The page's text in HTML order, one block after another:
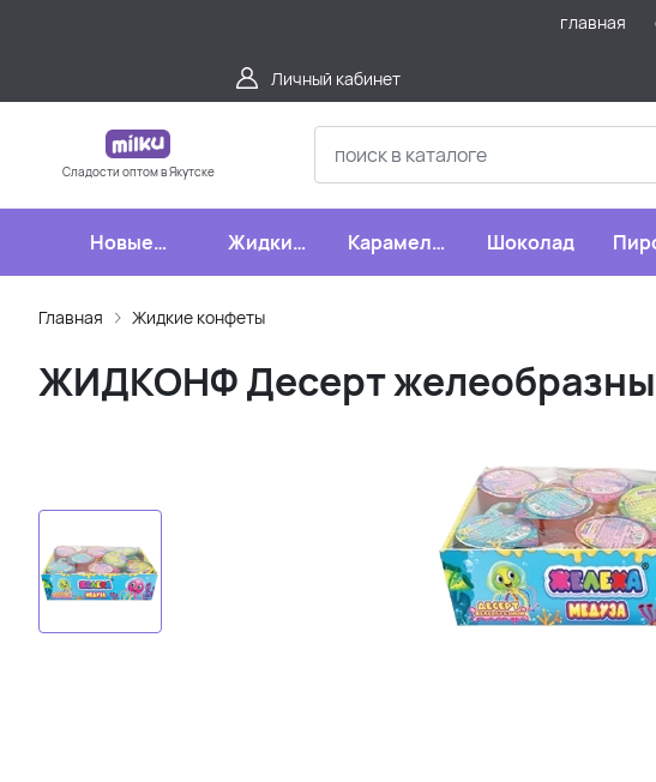
главная
Личный кабинет
Сладости оптом в Якутске
Новые
поступления
Жидкие
конфеты
Карамель,
леденцы,
Шоколад
Главная Жидкие конфеты
ЖИДКОНФ Десерт